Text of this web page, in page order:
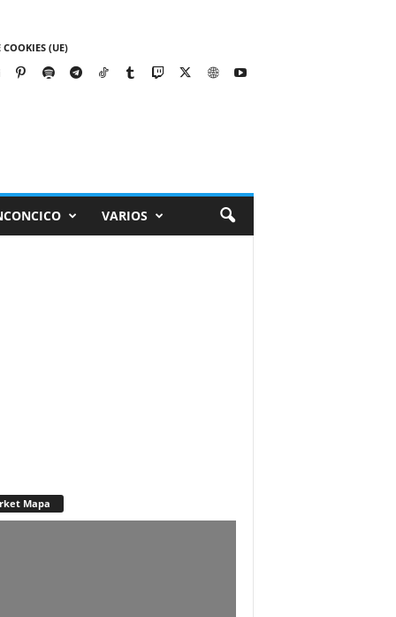
(UE)
VARIOS
Mapa